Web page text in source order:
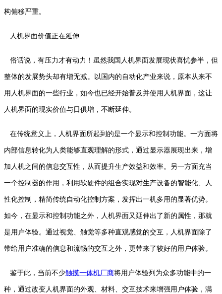
构偏移严重。
人机界面价值正在延伸
俗话说，有压力才有动力！虽然我国人机界面发展现状喜忧参半，但
整体的发展势头却有增无减。以国内的自动化产业来说，原本从来不
用人机界面的一些行业，如今也已经开始普及并使用人机界面，这让
人机界面的现实价值与日俱增，不断延伸。
在传统意义上，人机界面所起到的是一个显示和控制功能。一方面将
内部信息转化为人类能够直观理解的形式，通过显示器展现出来，增
加人机之间的信息交互性，从而提升生产效益和效率。另一方面充当
一个控制器的作用，利用软硬件的组合实现对生产设备的智能化、人
性化控制，精简传统自动化控制方案，发挥出一机多用的显著优势。
如今，在显示和控制功能之外，人机界面又延伸出了新的属性，那就
是用户体验。通过视觉、触觉等多种直观感觉的交互，人机界面除了
带给用户准确的信息和流畅的交互之外，更带来了较好的用户体验。
鉴于此，当前不少触摸一体机厂商将用户体验列为众多功能中的一
种，通过改变人机界面的外观、材料、交互技术来增强用户体验，满